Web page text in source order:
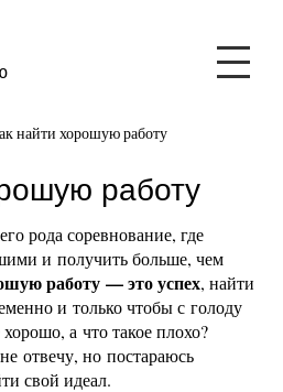
найти хорошую работу
работу
рода соревнование, где
и получить больше, чем
работу — это успех, найти
и только чтобы с голоду
а что такое плохо?
отвечу, но постараюсь
свой идеал.